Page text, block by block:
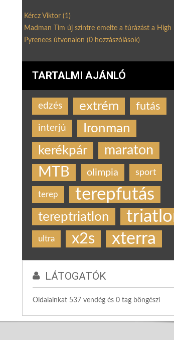
Kércz Viktor (1)
Madman Tim új szintre emelte a túrázást a High
Pyrenees útvonalon (0 hozzászólások)
TARTALMI AJÁNLÓ
edzés extrém futás
interjú
Ironman
kerékpár
maraton
MTB olimpia sport
terep terepfutás
tereptriatlon
ultra x2s xterra
LÁTOGATÓK
Oldalainkat 537 vendég és 0 tag böngészi